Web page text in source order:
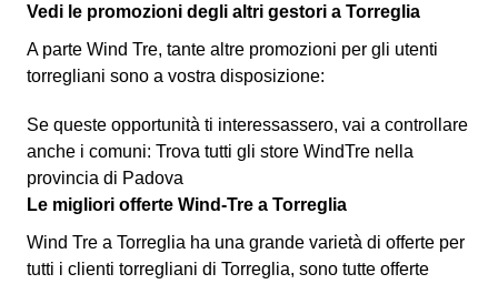
Vedi le promozioni degli altri gestori a Torreglia
A parte Wind Tre, tante altre promozioni per gli utenti
torregliani sono a vostra disposizione:
Se queste opportunità ti interessassero, vai a controllare
anche i comuni: Trova tutti gli store WindTre nella
provincia di Padova
Le migliori offerte Wind-Tre a Torreglia
Wind Tre a Torreglia ha una grande varietà di offerte per
tutti i clienti torregliani di Torreglia, sono tutte offerte